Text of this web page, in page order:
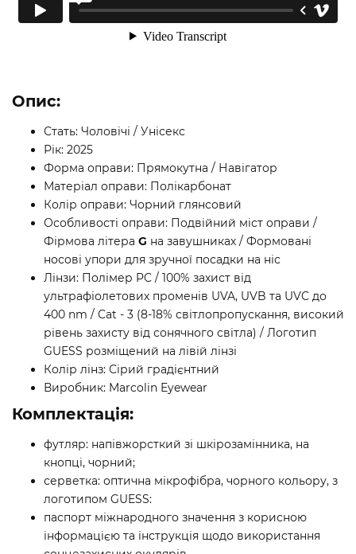
Опис:
Стать: Чоловічі / Унісекс
Рік: 2025
Форма оправи: Прямокутна / Навігатор
Матеріал оправи: Полікарбонат
Колір оправи: Чорний глянсовий
Особливості оправи: Подвійний міст оправи /
Фірмова літера G на завушниках / Формовані
носові упори для зручної посадки на ніс
Лінзи: Полімер PC / 100% захист від
ультрафіолетових променів UVA, UVB та UVC до
400 nm / Cat - 3 (8-18% світлопропускання, високий
рівень захисту від сонячного світла) / Логотип
GUESS розміщений на лівій лінзі
Колір лінз: Сірий градієнтний
Виробник: Marcolin Eyewear
Комплектація:
футляр: напівжорсткий зі шкірозамінника, на
кнопці, чорний;
серветка: оптична мікрофібра, чорного кольору, з
логотипом GUESS:
паспорт міжнародного значення з корисною
інформацією та інструкція щодо використання